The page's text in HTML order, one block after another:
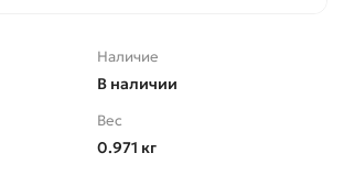
Наличие
В наличии
Вес
0.971 кг